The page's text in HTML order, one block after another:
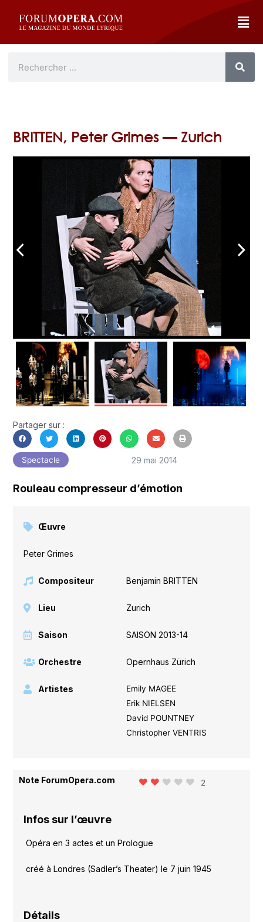
BRITTEN, Peter Grimes — Zurich
arrow_back_ios arrow_forward_ios
Partager sur :
Spectacle 29 mai 2014
Rouleau compresseur d’émotion
Œuvre
Peter Grimes
Compositeur Benjamin BRITTEN
Lieu Zurich
Saison SAISON 2013-14
Orchestre Opernhaus Zürich
Artistes
Emily MAGEE
Erik NIELSEN
David POUNTNEY
Christopher VENTRIS
Note ForumOpera.com 2
Infos sur l’œuvre
Opéra en 3 actes et un Prologue
créé à Londres (Sadler’s Theater) le 7 juin 1945
Détails